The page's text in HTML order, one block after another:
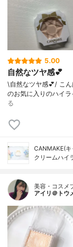
5.00
自然なツヤ感💕
\自然なツヤ感💕/ こ
のお気に入りのハ
る
CANMAKE(キ
クリームハイ
美容・コスメ
アイリ＠トウ